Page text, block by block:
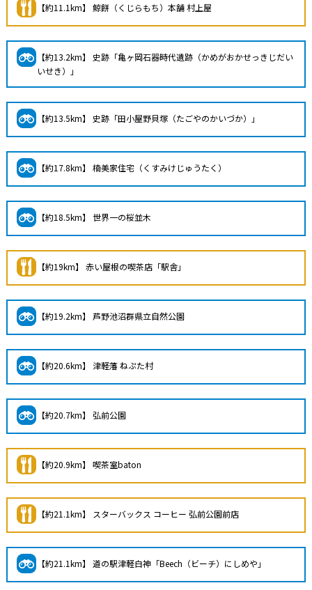
【約11.1km】 鯨餅（くじらもち）本舗 村上屋
【約13.2km】 史跡「亀ヶ岡石器時代遺跡（かめがおかせっきじだい
いせき）」
【約13.5km】 史跡「田小屋野貝塚（たごやのかいづか）」
【約17.8km】 楠美家住宅（くすみけじゅうたく）
【約18.5km】 世界一の桜並木
【約19km】 赤い屋根の喫茶店「駅舎」
【約19.2km】 芦野池沼群県立自然公園
【約20.6km】 津軽藩 ねぷた村
【約20.7km】 弘前公園
【約20.9km】 喫茶室baton
【約21.1km】 スターバックス コーヒー 弘前公園前店
【約21.1km】 道の駅津軽白神「Beech（ビーチ）にしめや」